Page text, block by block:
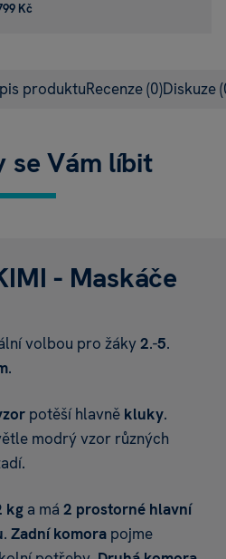
Kč
produktuRecenze(0)Diskuze
se Vám líbit
- Maskáče
volbou pro žáky2.-5.
.
potěší hlavně kluky.
modrý vzor různých
kg a má 2 prostorné hlavní
. Zadní komora pojme